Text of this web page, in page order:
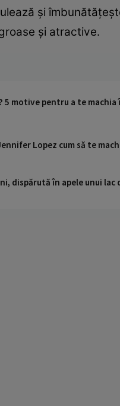
și
și atractive.
5 motive pentru a te
Lopez cum să te
dispărută în apele unui